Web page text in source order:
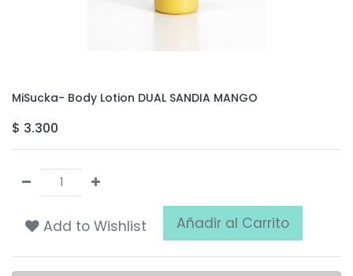
MiSucka- Body Lotion DUAL SANDIA MANGO
$ 3.300
Add to Wishlist Añadir al Carrito